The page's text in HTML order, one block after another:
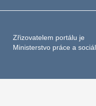
Zřizovatelem portálu je
Ministerstvo práce a